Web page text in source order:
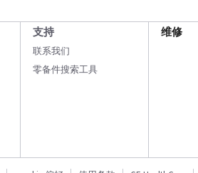
支持
联系我们
零备件搜索工具
维修